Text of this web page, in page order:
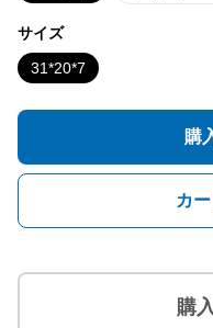
サイズ
31*20*7
購
カ
購